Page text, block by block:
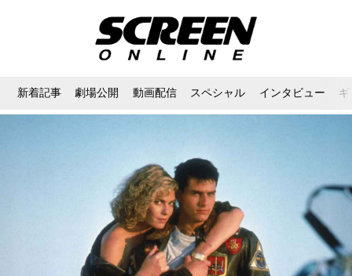
新着記事 劇場公開 動画配信 スペシャル インタビュー